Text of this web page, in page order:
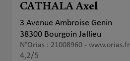
CATHALA Axel
3 Avenue Ambroise Genin
38300 Bourgoin Jallieu
N°Orias : 21008960 - www.orias.fr
4,2/5